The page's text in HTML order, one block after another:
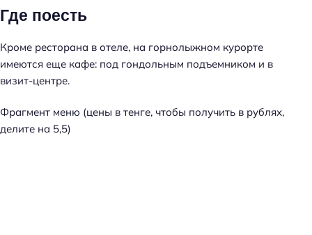
Где поесть
Кроме ресторана в отеле, на горнолыжном курорте
имеются еще кафе: под гондольным подъемником и в
визит-центре.
Фрагмент меню (цены в тенге, чтобы получить в рублях,
делите на 5,5)